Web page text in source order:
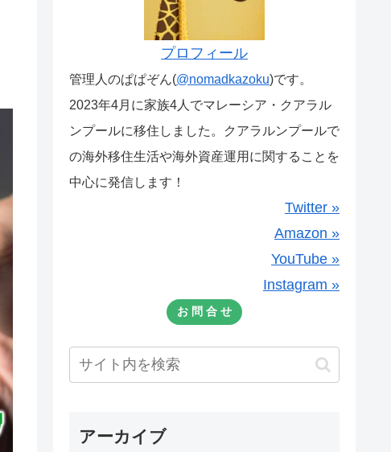
プロフィール
管理人のぱぱぞん(@nomadkazoku)です。
2023年4月に家族4人でマレーシア・クアラル
ンプールに移住しました。クアラルンプールで
の海外移住生活や海外資産運用に関することを
中心に発信します！
Twitter »
Amazon »
YouTube »
Instagram »
お 問 合 せ
アーカイブ